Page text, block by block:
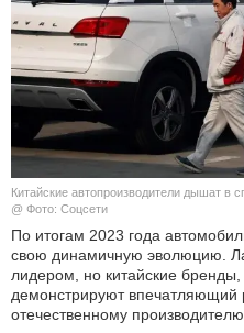
ШОУ-
АВТО
Китайские автопроизводители дышат в
@ Фото: Соцсети
По итогам 2023 года
свою динамичную эволюцию.
лидером, но китайские бренды,
демонстрируют впечатляющий
отечественному